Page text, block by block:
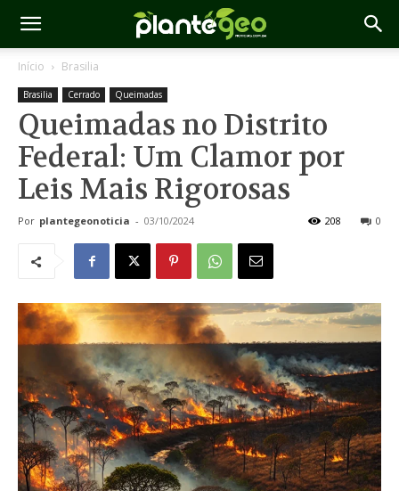
Início Brasilia
Brasilia Cerrado Queimadas
Queimadas no Distrito
Federal: Um Clamor por
Leis Mais Rigorosas
Por plantegeonoticia - 03/10/2024 0
208